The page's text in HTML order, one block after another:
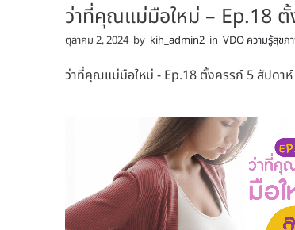
ว่าที่คุณแม่มือใหม่ – Ep.18
ตุลาคม 2, 2024 by kih_admin2 in VDO ความรู้สุขภ
ว่าที่คุณแม่มือใหม่ - Ep.18 ตั้งครรภ์ 5 สัปดา